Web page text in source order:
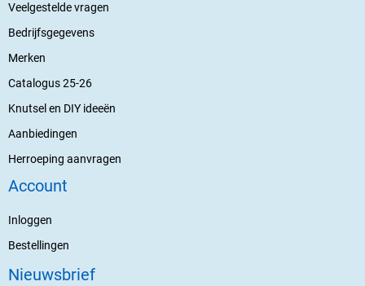
Veelgestelde vragen
Bedrijfsgegevens
Merken
Catalogus 25-26
Knutsel en DIY ideeën
Aanbiedingen
Herroeping aanvragen
Account
Inloggen
Bestellingen
Nieuwsbrief